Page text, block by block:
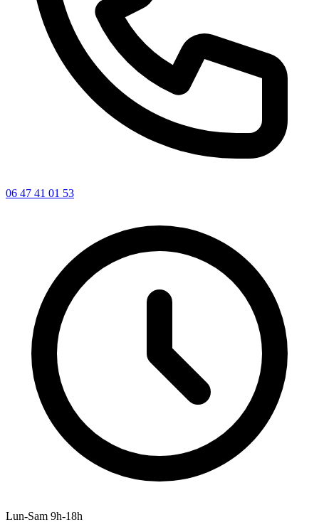
06 47 41 01 53
Lun-Sam 9h-18h